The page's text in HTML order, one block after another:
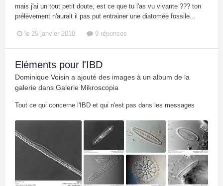
mais j'ai un tout petit doute, est ce que tu l'as vu vivante ??? ton
prélèvement n'aurait il pas put entrainer une diatomée fossile...
le 25 janvier 2010 9 réponses
Eléments pour l'IBD
Dominique Voisin a ajouté des images à un album de la
galerie dans Galerie Mikroscopia
Tout ce qui concerne l'IBD et qui n'est pas dans les messages